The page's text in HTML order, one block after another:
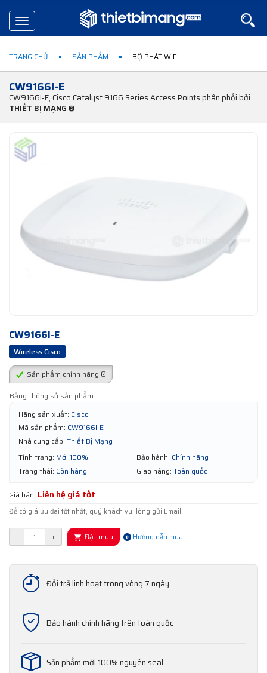
Toggle
navigation
TRANG CHỦ SẢN PHẨM BỘ PHÁT WIFI
CW9166I-E
CW9166I-E, Cisco Catalyst 9166 Series Access Points phân phối bởi
THIẾT BỊ MẠNG ®
CW9166I-E
Wireless Cisco
Sản phẩm chính hãng ®
Bảng thông số sản phẩm:
Hãng sản xuất: Cisco
Mã sản phẩm: CW9166I-E
Nhà cung cấp: Thiết Bị Mạng
Tình trạng: Mới 100% Bảo hành: Chính hãng
Trạng thái: Còn hàng Giao hàng: Toàn quốc
Giá bán: Liên hệ giá tốt
Để có giá ưu đãi tốt nhất, quý khách vui lòng gửi Email!
- + Đặt mua Hướng dẫn mua
Đổi trả linh hoạt trong vòng 7 ngày
Bảo hành chính hãng trên toàn quốc
Sản phẩm mới 100% nguyên seal